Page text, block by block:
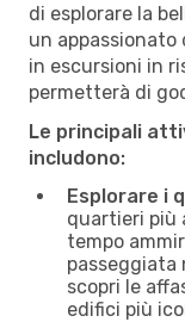
di esplorare la
un
in escursioni in
permetterà di
Le principali
includono:
Esplorare i
quartieri più
tempo
passeggiata
scopri le
edifici più